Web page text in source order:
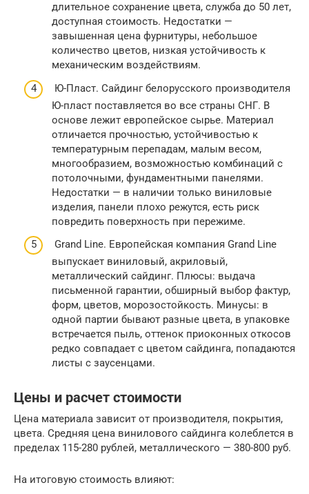
длительное сохранение цвета, служба до 50 лет,
доступная стоимость. Недостатки —
завышенная цена фурнитуры, небольшое
количество цветов, низкая устойчивость к
механическим воздействиям.
Ю-Пласт. Сайдинг белорусского производителя
Ю-пласт поставляется во все страны СНГ. В
основе лежит европейское сырье. Материал
отличается прочностью, устойчивостью к
температурным перепадам, малым весом,
многообразием, возможностью комбинаций с
потолочными, фундаментными панелями.
Недостатки — в наличии только виниловые
изделия, панели плохо режутся, есть риск
повредить поверхность при пережиме.
Grand Line. Европейская компания Grand Line
выпускает виниловый, акриловый,
металлический сайдинг. Плюсы: выдача
письменной гарантии, обширный выбор фактур,
форм, цветов, морозостойкость. Минусы: в
одной партии бывают разные цвета, в упаковке
встречается пыль, оттенок приоконных откосов
редко совпадает с цветом сайдинга, попадаются
листы с заусенцами.
Цены и расчет стоимости
Цена материала зависит от производителя, покрытия,
цвета. Средняя цена винилового сайдинга колеблется в
пределах 115-280 рублей, металлического — 380-800 руб.
На итоговую стоимость влияют: